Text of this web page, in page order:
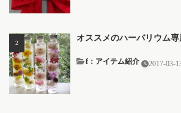
オススメのハーバリウム
2017-03-
f：アイテム紹介